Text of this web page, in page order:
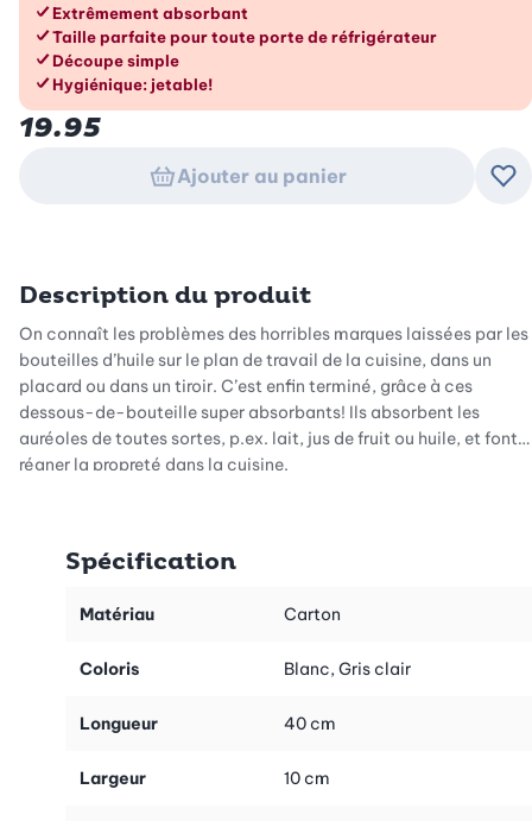
Les avantages en un coup d’œil
Extrêmement absorbant
Taille parfaite pour toute porte de réfrigérateur
Découpe simple
Hygiénique: jetable!
19.95
Ajouter au panier
Description du produit
On connaît les problèmes des horribles marques laissées par les
bouteilles d’huile sur le plan de travail de la cuisine, dans un
placard ou dans un tiroir. C’est enfin terminé, grâce à ces
dessous-de-bouteille super absorbants! Ils absorbent les
auréoles de toutes sortes, p.ex. lait, jus de fruit ou huile, et font
régner la propreté dans la cuisine.
Spécification
Matériau Carton
Coloris Blanc, Gris clair
Longueur 40 cm
Largeur 10 cm